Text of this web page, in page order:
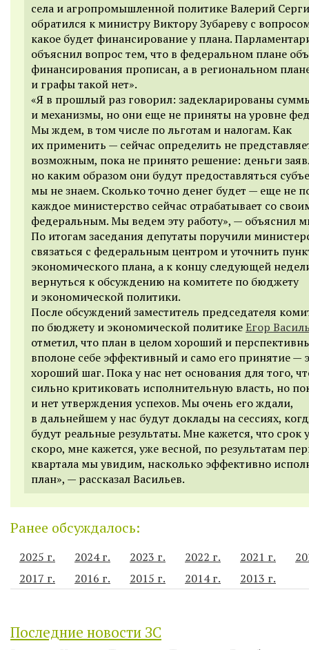
села и агропромышленной политике Валерий
обратился к министру Виктору Зубареву с
какое будет финансирование у плана.
объяснил вопрос тем, что в федеральном плане
финансирования прописан, а в региональном
и графы такой нет».
«Я в прошлый раз говорил: задекларированы
и механизмы, но они еще не приняты на уровне
Мы ждем, в том числе по льготам и налогам. Как
их применить — сейчас определить не
возможным, пока не принято решение: деньги
но каким образом они будут предоставляться
мы не знаем. Сколько точно денег будет — еще не
каждое министерство сейчас отрабатывает со
федеральным. Мы ведем эту работу», — объяснил
По итогам заседания депутаты поручили
связаться с федеральным центром и уточнить
экономического плана, а к концу следующей
вернуться к обсуждению на комитете по бюджету
и экономической политики.
После обсуждений заместитель председателя
по бюджету и экономической политикеЕгор
отметил, что план в целом хороший и
вполоне себе эффективный и само его принятие —
хороший шаг. Пока у нас нет основания для того,
сильно критиковать исполнительную власть, но
и нет утверждения успехов. Мы очень его ждали,
в дальнейшем у нас будут доклады на сессиях,
будут реальные результаты. Мне кажется, что срок
скоро, мне кажется, уже весной, по результатам
квартала мы увидим, насколько эффективно
план», — рассказал Васильев.
Ранее обсуждалось:
2025 г. 2024 г. 2023 г. 2022 г. 2021 г.
2017 г.
2016 г. 2015 г. 2014 г. 2013 г.
Последние новости ЗС